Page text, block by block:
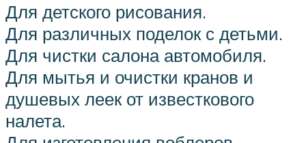
Для детского рисования.
Для различных поделок с детьми.
Для чистки салона автомобиля.
Для мытья и очистки кранов и
душевых леек от известкового
налета.